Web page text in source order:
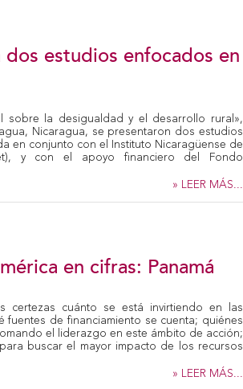
estudios enfocados en
la desigualdad y el desarrollo rural»,
Nicaragua, se presentaron dos estudios
en conjunto con el Instituto Nicaragüense de
y con el apoyo financiero del Fondo
» LEER MÁS...
en cifras: Panamá
certezas cuánto se está invirtiendo en las
de financiamiento se cuenta; quiénes
el liderazgo en este ámbito de acción;
buscar el mayor impacto de los recursos
» LEER MÁS...